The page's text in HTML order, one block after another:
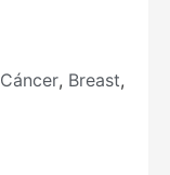
Cáncer, Breast,